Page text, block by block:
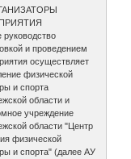
и проведением
осуществляет
физической
и спорта
области и
учреждение
области "Центр
физической
и спорта" (далее АУ